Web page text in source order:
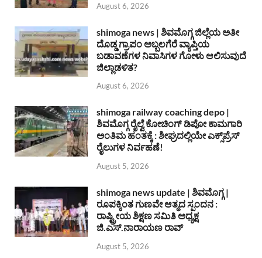
August 6, 2026
shimoga news | ಶಿವಮೊಗ್ಗ ಜಿಲ್ಲೆಯ ಅತೀ
ದೊಡ್ಡ ಗ್ರಾಪಂ ಅಬ್ಬಲಗೆರೆ ವ್ಯಾಪ್ತಿಯ
ಬಡಾವಣೆಗಳ ನಿವಾಸಿಗಳ ಗೋಳು ಆಲಿಸುವುದೆ
ಜಿಲ್ಲಾಡಳಿತ?
August 6, 2026
shimoga railway coaching depo |
ಶಿವಮೊಗ್ಗ ರೈಲ್ವೆ ಕೋಚಿಂಗ್ ಡಿಪೋ ಕಾಮಗಾರಿ
ಅಂತಿಮ ಹಂತಕ್ಕೆ : ಶೀಘ್ರದಲ್ಲಿಯೇ ಎಕ್ಸ್‌ಪ್ರೆಸ್
ರೈಲುಗಳ ನಿರ್ವಹಣೆ!
August 5, 2026
shimoga news update | ಶಿವಮೊಗ್ಗ |
ರೂಪಕ್ಕಿಂತ ಗುಣವೇ ಆತ್ಮದ ಸ್ಪಂದನ :
ರಾಷ್ಟ್ರೀಯ ಶಿಕ್ಷಣ ಸಮಿತಿ ಅಧ್ಯಕ್ಷ
ಜಿ.ಎಸ್.ನಾರಾಯಣ ರಾವ್
August 5, 2026